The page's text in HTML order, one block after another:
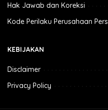
Hak Jawab dan Koreksi
Kode Perilaku Perusahaan Pers
KEBIJAKAN
Disclaimer
Privacy Policy